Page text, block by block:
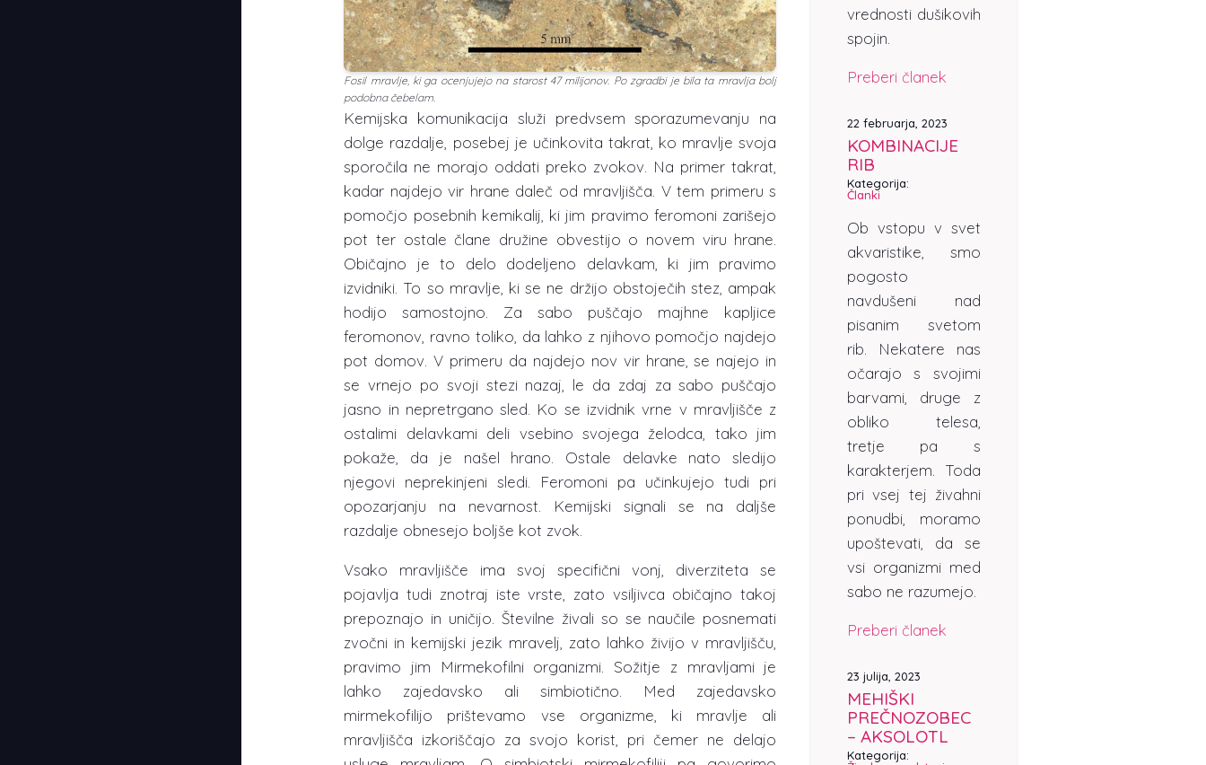
Fosil mravlje, ki ga ocenjujejo na starost 47 milijonov. Po zgradbi je bila ta mravlja bolj
podobna čebelam.
Kemijska komunikacija služi predvsem sporazumevanju na
dolge razdalje, posebej je učinkovita takrat, ko mravlje svoja
sporočila ne morajo oddati preko zvokov. Na primer takrat,
kadar najdejo vir hrane daleč od mravljišča. V tem primeru s
pomočjo posebnih kemikalij, ki jim pravimo feromoni zarišejo
pot ter ostale člane družine obvestijo o novem viru hrane.
Običajno je to delo dodeljeno delavkam, ki jim pravimo
izvidniki. To so mravlje, ki se ne držijo obstoječih stez, ampak
hodijo samostojno. Za sabo puščajo majhne kapljice
feromonov, ravno toliko, da lahko z njihovo pomočjo najdejo
pot domov. V primeru da najdejo nov vir hrane, se najejo in
se vrnejo po svoji stezi nazaj, le da zdaj za sabo puščajo
jasno in nepretrgano sled. Ko se izvidnik vrne v mravljišče z
ostalimi delavkami deli vsebino svojega želodca, tako jim
pokaže, da je našel hrano. Ostale delavke nato sledijo
njegovi neprekinjeni sledi. Feromoni pa učinkujejo tudi pri
opozarjanju na nevarnost. Kemijski signali se na daljše
razdalje obnesejo boljše kot zvok.
Vsako mravljišče ima svoj specifični vonj, diverziteta se
pojavlja tudi znotraj iste vrste, zato vsiljivca običajno takoj
prepoznajo in uničijo. Številne živali so se naučile posnemati
zvočni in kemijski jezik mravelj, zato lahko živijo v mravljišču,
pravimo jim Mirmekofilni organizmi. Sožitje z mravljami je
lahko zajedavsko ali simbiotično. Med zajedavsko
mirmekofilijo prištevamo vse organizme, ki mravlje ali
mravljišča izkoriščajo za svojo korist, pri čemer ne delajo
vrednosti dušikovih
spojin.
Preberi članek
22 februarja, 2023
KOMBINACIJE
RIB
Kategorija:
Članki
Ob vstopu v svet
akvaristike, smo
pogosto
navdušeni nad
pisanim svetom
rib. Nekatere nas
očarajo s svojimi
barvami, druge z
obliko telesa,
tretje pa s
karakterjem. Toda
pri vsej tej živahni
ponudbi, moramo
upoštevati, da se
vsi organizmi med
sabo ne razumejo.
Preberi članek
23 julija, 2023
MEHIŠKI
PREČNOZOBEC
– AKSOLOTL
Kategorija: